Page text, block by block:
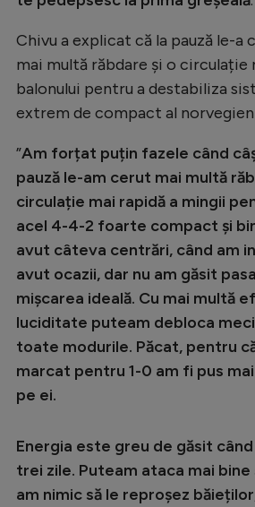
Chivu a explicat că la pauză le-
mai multă răbdare și o circulație
balonului pentru a destabiliza
extrem de compact al
”Am forțat puțin fazele când
pauză le-am cerut mai multă
circulație mai rapidă a mingii
acel 4-4-2 foarte compact și
avut câteva centrări, când am
avut ocazii, dar nu am găsit
mișcarea ideală. Cu mai multă
luciditate puteam debloca
toate modurile. Păcat, pentru
marcat pentru 1-0 am fi pus
pe ei​.
Energia este greu de găsit
trei zile. Puteam ataca mai
am nimic să le reproșez